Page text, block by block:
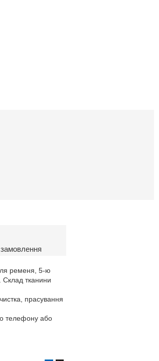
ременя, 5-ю
Склад тканини
прасування
телефону або